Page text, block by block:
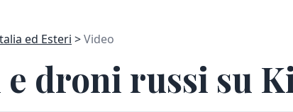
ed Esteri Video
droni russi su